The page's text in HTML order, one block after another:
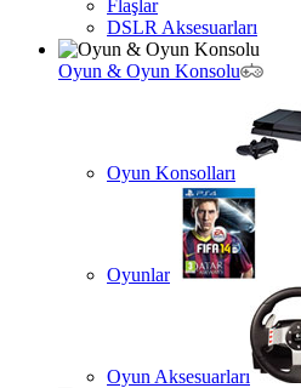
Flaşlar
DSLR Aksesuarları
Oyun & Oyun Konsolu
Oyun Konsolları
Oyunlar
Oyun Aksesuarları